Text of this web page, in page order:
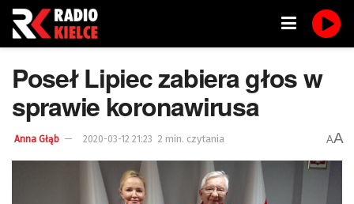
Poseł Lipiec zabiera głos w
sprawie koronawirusa
Anna Głąb 2020-03-12 21:23 2 min. czytania AA